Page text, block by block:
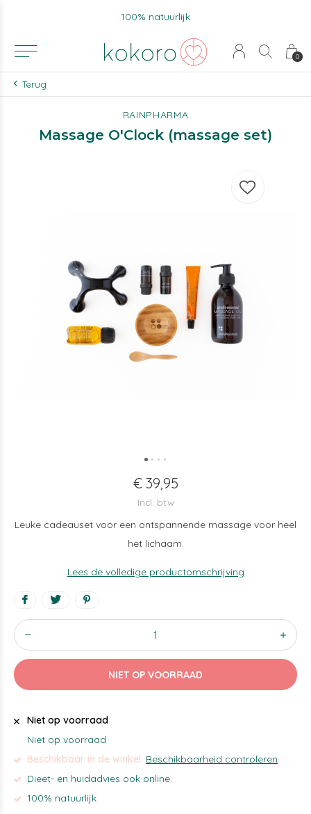
0
100% natuurlijk
Terug
RAINPHARMA
Massage O'Clock (massage set)
€ 39,95
Incl. btw
Leuke cadeauset voor een ontspannende massage voor heel
het lichaam.
Lees de volledige productomschrijving
NIET OP VOORRAAD
Niet op voorraad
Niet op voorraad
Beschikbaar in de winkel: Beschikbaarheid controleren
Dieet- en huidadvies ook online.
100% natuurlijk